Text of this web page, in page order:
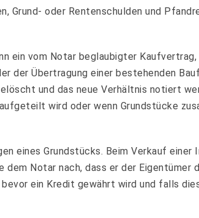
Grund- oder Rentenschulden und
ein vom Notar beglaubigter
der Übertragung einer bestehenden
und das neue Verhältnis notiert
wird oder wenn Grundstücke
eines Grundstücks. Beim Verkauf
Notar nach, dass er der Eigentümer
ein Kredit gewährt wird und falls